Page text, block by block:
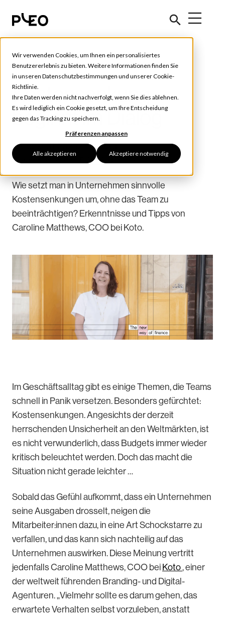
Wir verwenden Cookies, um Ihnen ein personalisiertes
Benutzererlebnis zu bieten. Weitere Informationen finden Sie
in unseren Datenschutzbestimmungen und unsererCookie-
Richtlinie.
Ihre Daten werden nicht nachverfolgt, wenn Sie dies ablehnen.
Es wird lediglich ein Cookie gesetzt, um Ihre Entscheidung
gegen das Tracking zu speichern.
Präferenzen anpassen
Alle akzeptieren Akzeptiere notwendig
Future of Finance
Kostensenkung
beginnt im Dialog
Oktober 31, 20232 min read
Geschrieben vonDésirée Cornet
Wie setzt man in Unternehmen sinnvolle
Kostensenkungen um, ohne das Team zu
beeinträchtigen? Erkenntnisse und Tipps von
Caroline Matthews, COO bei Koto.
Im Geschäftsalltag gibt es einige Themen, die Teams
schnell in Panik versetzen. Besonders gefürchtet:
Kostensenkungen. Angesichts der derzeit
herrschenden Unsicherheit an den Weltmärkten, ist
es nicht verwunderlich, dass Budgets immer wieder
kritisch beleuchtet werden. Doch das macht die
Situation nicht gerade leichter …
Sobald das Gefühl aufkommt, dass ein Unternehmen
seine Ausgaben drosselt, neigen die
Mitarbeiter:innen dazu, in eine Art Schockstarre zu
verfallen, und das kann sich nachteilig auf das
Unternehmen auswirken. Diese Meinung vertritt
jedenfalls Caroline Matthews, COO bei Koto, einer
der weltweit führenden Branding- und Digital-
Agenturen. „Vielmehr sollte es darum gehen, das
erwartete Verhalten selbst vorzuleben, anstatt